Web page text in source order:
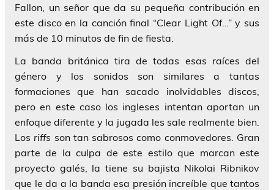
Fallon , un señor que da su pequeña contribución en
este disco en la canción final “Clear Light Of…”y sus
más de 10 minutos de fin de fiesta.
La banda británica tira de todas esas raíces del
género y los sonidos son similares a tantas
formaciones que han sacado inolvidables discos,
pero en este caso los ingleses intentan aportan un
enfoque diferente y la jugada les sale realmente bien.
Los riffs son tan sabrosos como conmovedores. Gran
parte de la culpa de este estilo que marcan este
proyecto galés, la tiene su bajista Nikolai Ribnikov
que le da a la banda esa presión increíble que tantos